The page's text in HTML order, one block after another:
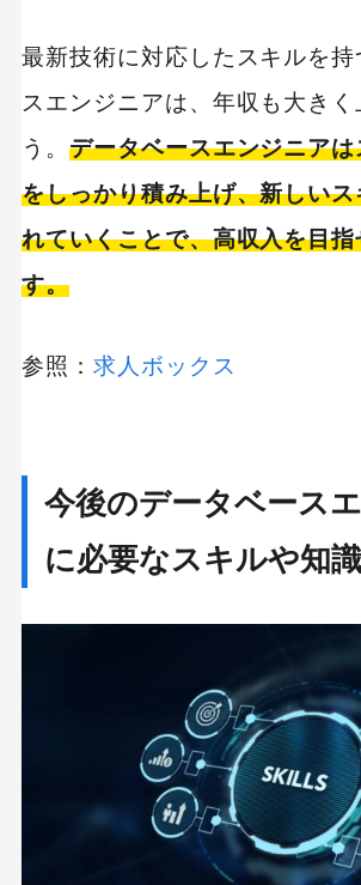
最新技術に対応したスキルを
スエンジニアは、年収も大きく
う。 データベースエンジニア
をしっかり積み上げ、新しい
れていくことで、高収入を目
す。
参照： 求人ボックス
今後のデータベース
に必要なスキルや知識